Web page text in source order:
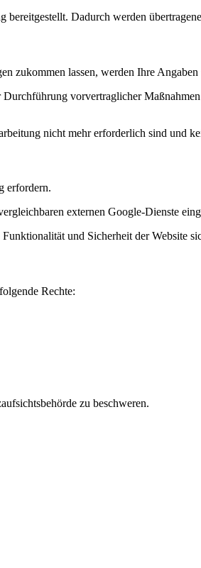
Dadurch werden
zukommen lassen, werden Ihre
vorvertraglicher
nicht mehr erforderlich sind und
erfordern.
externen Google-Dienste
und Sicherheit der
Rechte:
zu beschweren.